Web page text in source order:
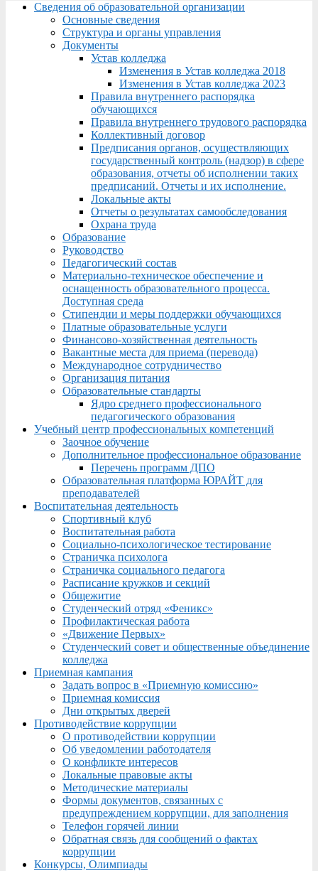
Menu
Сведения об образовательной организации
Основные сведения
Структура и органы управления
Документы
Устав колледжа
Изменения в Устав колледжа 2018
Изменения в Устав колледжа 2023
Правила внутреннего распорядка
обучающихся
Правила внутреннего трудового распорядка
Коллективный договор
Предписания органов, осуществляющих
государственный контроль (надзор) в сфере
образования, отчеты об исполнении таких
предписаний. Отчеты и их исполнение.
Локальные акты
Отчеты о результатах самообследования
Охрана труда
Образование
Руководство
Педагогический состав
Материально-техническое обеспечение и
оснащенность образовательного процесса.
Доступная среда
Стипендии и меры поддержки обучающихся
Платные образовательные услуги
Финансово-хозяйственная деятельность
Вакантные места для приема (перевода)
Международное сотрудничество
Организация питания
Образовательные стандарты
Ядро среднего профессионального
педагогического образования
Учебный центр профессиональных компетенций
Заочное обучение
Дополнительное профессиональное образование
Перечень программ ДПО
Образовательная платформа ЮРАЙТ для
преподавателей
Воспитательная деятельность
Спортивный клуб
Воспитательная работа
Социально-психологическое тестирование
Страничка психолога
Страничка социального педагога
Расписание кружков и секций
Общежитие
Студенческий отряд «Феникс»
Профилактическая работа
«Движение Первых»
Студенческий совет и общественные объединение
колледжа
Приемная кампания
Задать вопрос в «Приемную комиссию»
Приемная комиссия
Дни открытых дверей
Противодействие коррупции
О противодействии коррупции
Об уведомлении работодателя
О конфликте интересов
Локальные правовые акты
Методические материалы
Формы документов, связанных с
предупреждением коррупции, для заполнения
Телефон горячей линии
Обратная связь для сообщений о фактах
коррупции
Конкурсы, Олимпиады